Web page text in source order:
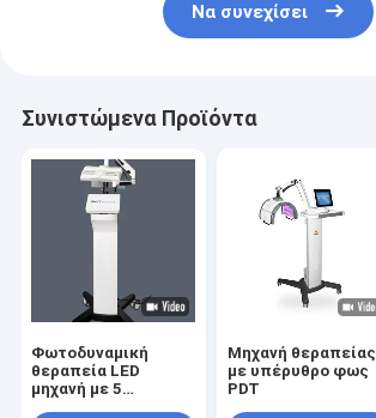
Να συνεχίσει
Συνιστώμενα Προϊόντα
Φωτοδυναμική
θεραπεία LED
μηχανή με 5
Μηχανή θεραπείας
με υπέρυθρο φως
PDT